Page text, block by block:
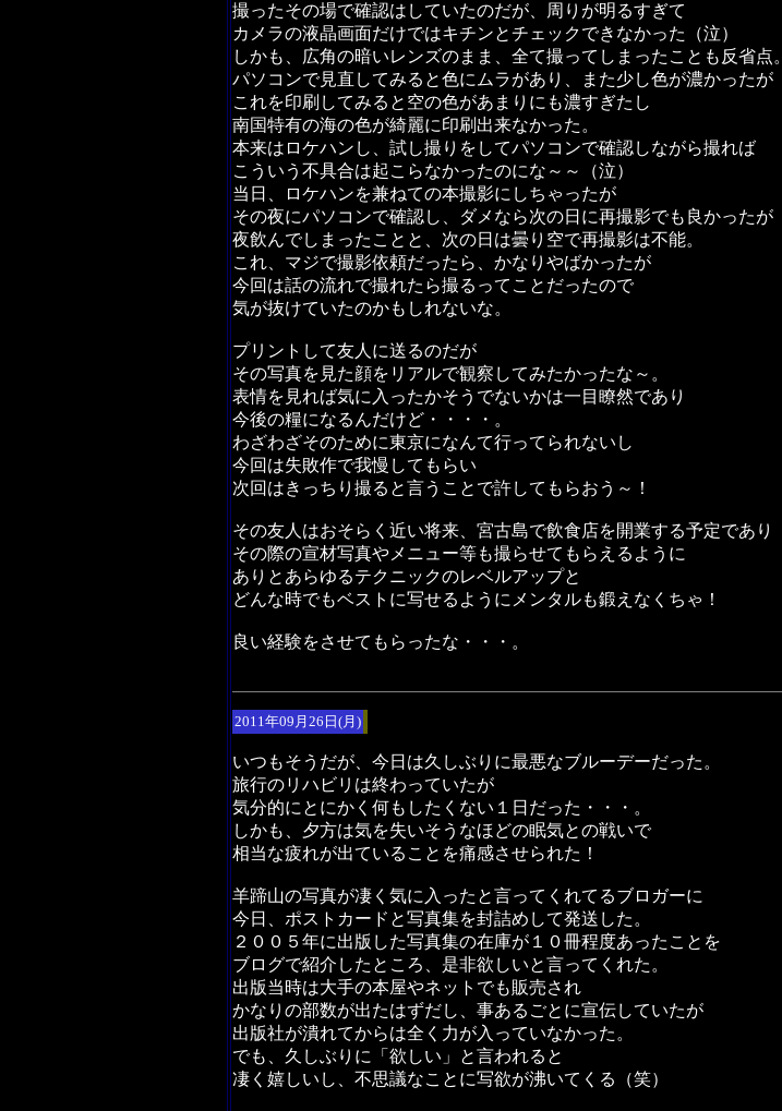
撮ったその場で確認はしていたのだが、周りが明るすぎて
カメラの液晶画面だけではキチンとチェックできなかった（泣）
しかも、広角の暗いレンズのまま、全て撮ってしまったことも反省点。
パソコンで見直してみると色にムラがあり、また少し色が濃かったが
これを印刷してみると空の色があまりにも濃すぎたし
南国特有の海の色が綺麗に印刷出来なかった。
本来はロケハンし、試し撮りをしてパソコンで確認しながら撮れば
こういう不具合は起こらなかったのにな～～（泣）
当日、ロケハンを兼ねての本撮影にしちゃったが
その夜にパソコンで確認し、ダメなら次の日に再撮影でも良かったが
夜飲んでしまったことと、次の日は曇り空で再撮影は不能。
これ、マジで撮影依頼だったら、かなりやばかったが
今回は話の流れで撮れたら撮るってことだったので
気が抜けていたのかもしれないな。
プリントして友人に送るのだが
その写真を見た顔をリアルで観察してみたかったな～。
表情を見れば気に入ったかそうでないかは一目瞭然であり
今後の糧になるんだけど・・・・。
わざわざそのために東京になんて行ってられないし
今回は失敗作で我慢してもらい
次回はきっちり撮ると言うことで許してもらおう～！
その友人はおそらく近い将来、宮古島で飲食店を開業する予定であり
その際の宣材写真やメニュー等も撮らせてもらえるように
ありとあらゆるテクニックのレベルアップと
どんな時でもベストに写せるようにメンタルも鍛えなくちゃ！
良い経験をさせてもらったな・・・。
2011年09月26日(月)
いつもそうだが、今日は久しぶりに最悪なブルーデーだった。
旅行のリハビリは終わっていたが
気分的にとにかく何もしたくない１日だった・・・。
しかも、夕方は気を失いそうなほどの眠気との戦いで
相当な疲れが出ていることを痛感させられた！
羊蹄山の写真が凄く気に入ったと言ってくれてるブロガーに
今日、ポストカードと写真集を封詰めして発送した。
２００５年に出版した写真集の在庫が１０冊程度あったことを
ブログで紹介したところ、是非欲しいと言ってくれた。
出版当時は大手の本屋やネットでも販売され
かなりの部数が出たはずだし、事あるごとに宣伝していたが
出版社が潰れてからは全く力が入っていなかった。
でも、久しぶりに「欲しい」と言われると
凄く嬉しいし、不思議なことに写欲が沸いてくる（笑）